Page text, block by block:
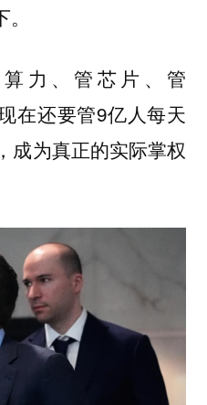
力、管芯片、管
在还要管9亿人每天
成为真正的实际掌权